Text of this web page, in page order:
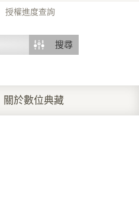
授權進度查詢
搜尋
關於數位典藏